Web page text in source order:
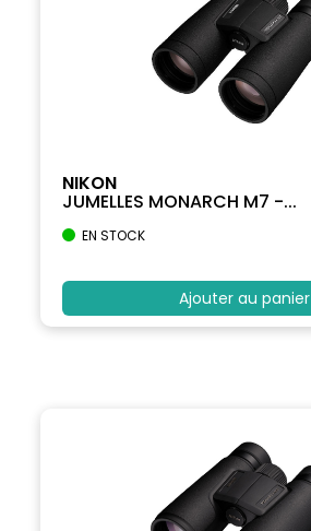
NIKON
JUMELLES MONARCH M7 -...
EN STOCK
Ajouter au panier